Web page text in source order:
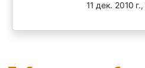
11 дек. 2010